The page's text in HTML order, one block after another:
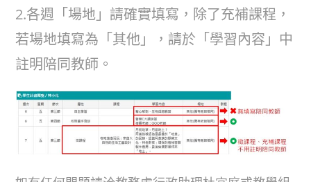
2.各週「場地」請確實填寫，除了充補課程，
若場地填寫為「其他」，請於「學習內容」中
註明陪同教師。